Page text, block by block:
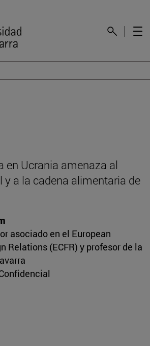
en Ucrania amenaza al
y a la cadena alimentaria de
asociado en el European
Relations (ECFR) y profesor de la